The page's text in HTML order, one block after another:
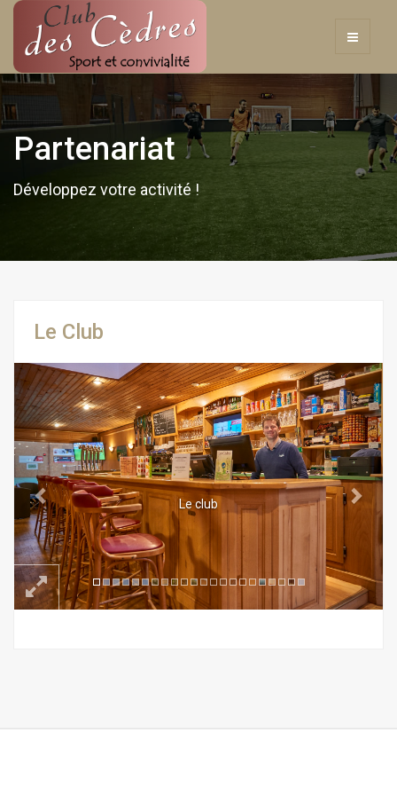
Partenariat
Développez votre activité !
Le Club
Le club
Previous Next